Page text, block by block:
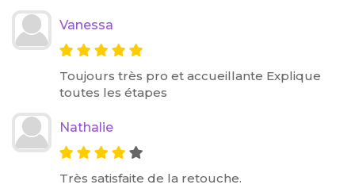
Vanessa
Toujours très pro et accueillante Explique
toutes les étapes
Nathalie
Très satisfaite de la retouche.